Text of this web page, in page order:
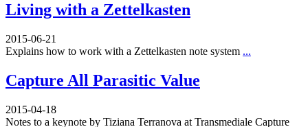
Living with a Zettelkasten
2015-06-21
Explains how to work with a Zettelkasten note system ...
Capture All Parasitic Value
2015-04-18
Notes to a keynote by Tiziana Terranova at Transmediale Capture